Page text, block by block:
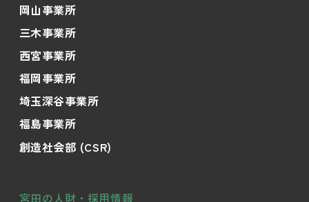
岡山事業所
三木事業所
西宮事業所
福岡事業所
埼玉深谷事業所
福島事業所
創造社会部 (CSR)
宮田の人財・採用情報